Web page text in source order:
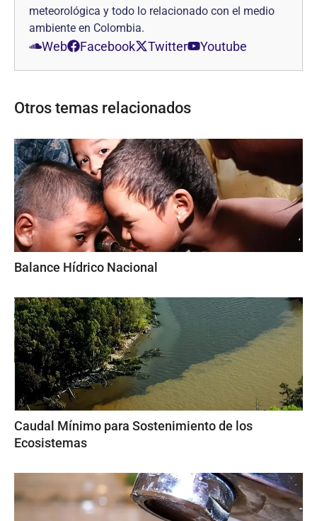
meteorológica y todo lo relacionado con el medio
ambiente en Colombia.
Web Facebook Twitter Youtube
Otros temas relacionados
Balance Hídrico Nacional
Caudal Mínimo para Sostenimiento de los
Ecosistemas